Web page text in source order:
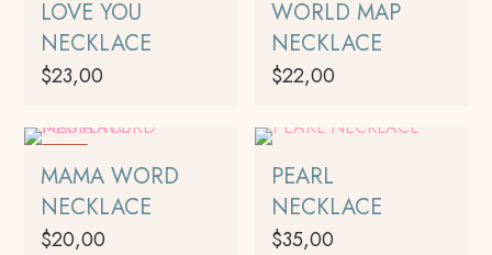
LOVE YOU
NECKLACE
$23,00
WORLD MAP
NECKLACE
$22,00
MAMA WORD
NECKLACE
$20,00
PEARL
NECKLACE
$35,00